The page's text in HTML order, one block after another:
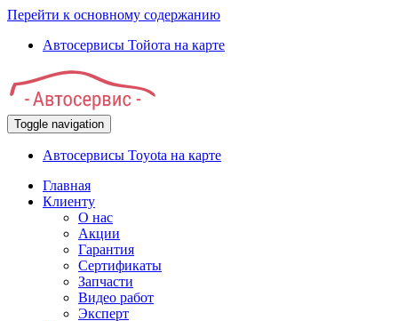
Перейти к основному содержанию
Автосервисы Тойота на карте
Toggle navigation
Автосервисы Toyota на карте
Главная
Клиенту
О нас
Акции
Гарантия
Сертификаты
Запчасти
Видео работ
Эксперт